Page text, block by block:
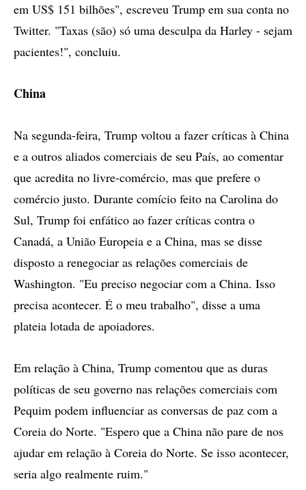
em US$ 151 bilhões", escreveu Trump em sua conta no
Twitter. "Taxas (são) só uma desculpa da Harley - sejam
pacientes!", concluiu.
China
Na segunda-feira, Trump voltou a fazer críticas à China
e a outros aliados comerciais de seu País, ao comentar
que acredita no livre-comércio, mas que prefere o
comércio justo. Durante comício feito na Carolina do
Sul, Trump foi enfático ao fazer críticas contra o
Canadá, a União Europeia e a China, mas se disse
disposto a renegociar as relações comerciais de
Washington. "Eu preciso negociar com a China. Isso
precisa acontecer. É o meu trabalho", disse a uma
plateia lotada de apoiadores.
Em relação à China, Trump comentou que as duras
políticas de seu governo nas relações comerciais com
Pequim podem influenciar as conversas de paz com a
Coreia do Norte. "Espero que a China não pare de nos
ajudar em relação à Coreia do Norte. Se isso acontecer,
seria algo realmente ruim."